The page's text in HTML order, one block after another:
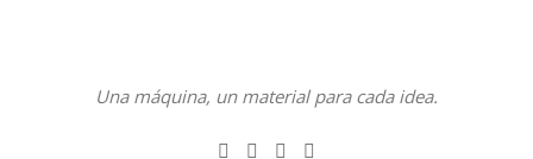
Una máquina, un material para cada idea.